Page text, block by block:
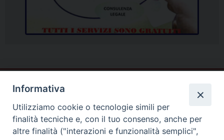
Informativa
Utilizziamo cookie o tecnologie simili per
finalità tecniche e, con il tuo consenso, anche per
altre finalità ("interazioni e funzionalità semplici",